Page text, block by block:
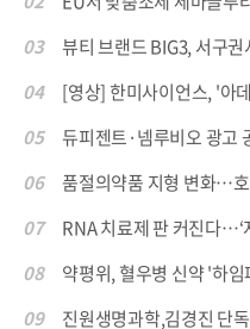
03
뷰티 브랜드 BIG3, 서구권
04
[영상] 한미사이언스, '아
05
듀피젠트·넴루비오 광고
06
품절의약품 지형 변화…
07
RNA 치료제 판 커진다
08
약평위, 혈우병 신약 '하
09
진원생명과학,김경진 단